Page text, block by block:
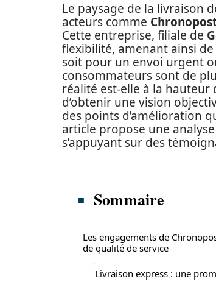
Le paysage de la livraison
acteurs comme
Cette entreprise, filiale de
flexibilité, amenant ainsi
soit pour un envoi urgent
consommateurs sont de
réalité est-elle à la hauteur
d’obtenir une vision
des points d’amélioration
article propose une
s’appuyant sur des
Sommaire
Les engagements de
de qualité de service
Livraison express : une